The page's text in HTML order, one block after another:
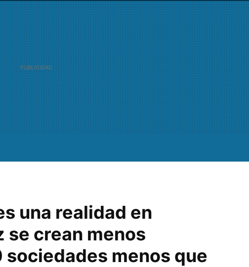
una realidad en
se crean menos
menos que